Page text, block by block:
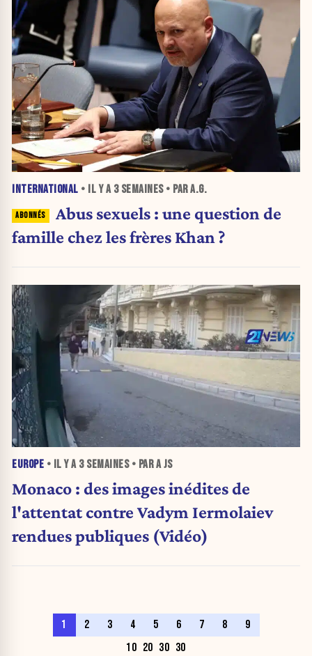
INTERNATIONAL • IL Y A 3 SEMAINES• PAR A.G.
Abus sexuels : une question de
famille chez les frères Khan ?
EUROPE • IL Y A 3 SEMAINES• PAR A JS
Monaco : des images inédites de
l'attentat contre Vadym Iermolaiev
rendues publiques (Vidéo)
1 2 3 4 5 6 7 8
9
10 20 30 30